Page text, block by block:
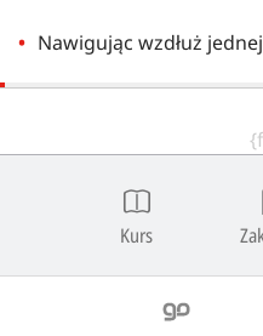
Nawigując wzdłuż
z partnerem o takich
Minimalny
instruktora
Extended Range Mine
Kurs